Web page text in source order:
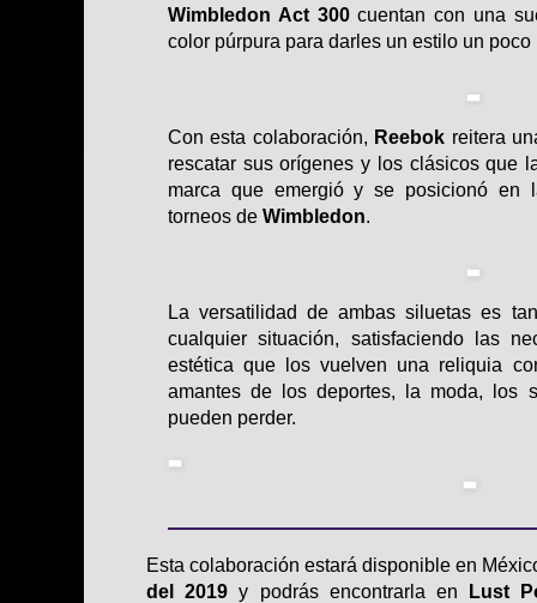
Wimbledon Act 300cuentan con una
color púrpura para darles un estilo un poco
Con esta colaboración, Reebok reitera
rescatar sus orígenes y los clásicos que
marca que emergió y se posicionó en
torneos de Wimbledon.
La versatilidad de ambas siluetas es
cualquier situación, satisfaciendo las
estética que los vuelven una reliquia
amantes de los deportes, la moda, los
pueden perder.
Esta colaboración estará disponible en
del 2019 y podrás encontrarla en Lust